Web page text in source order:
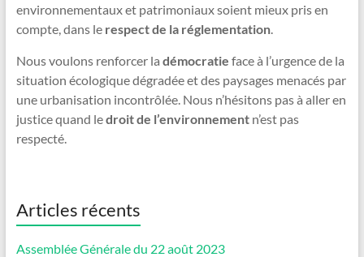
environnementaux et patrimoniaux soient mieux pris en
compte, dans le respect de la réglementation.
Nous voulons renforcer la démocratie face à l’urgence de la
situation écologique dégradée et des paysages menacés par
une urbanisation incontrôlée. Nous n’hésitons pas à aller en
justice quand ledroit de l’environnementn’est pas
respecté.
Articles récents
Assemblée Générale du 22 août 2023